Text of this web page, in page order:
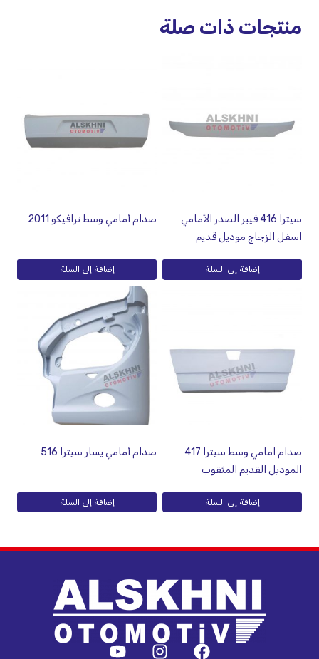
منتجات ذات صلة
سيترا 416 فيبر الصدر الأمامي
اسفل الزجاج موديل قديم
إضافة إلى السلة
صدام أمامي وسط ترافيكو 2011
إضافة إلى السلة
صدام امامي وسط سيترا 417
الموديل القديم المثقوب
إضافة إلى السلة
صدام أمامي يسار سيترا 516
إضافة إلى السلة